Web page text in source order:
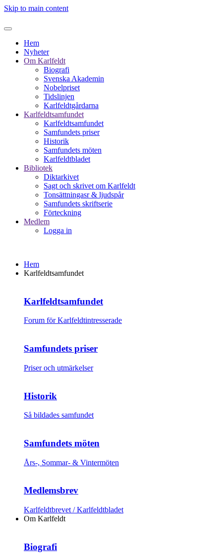
Skip to main content
Hem
Nyheter
Om Karlfeldt
Biografi
Svenska Akademin
Nobelpriset
Tidslinjen
Karlfeldtgårdarna
Karlfeldtsamfundet
Karlfeldtsamfundet
Samfundets priser
Historik
Samfundets möten
Karlfeldtbladet
Bibliotek
Diktarkivet
Sagt och skrivet om Karlfeldt
Tonsättningasr & ljudspår
Samfundets skriftserie
Förteckning
Medlem
Logga in
Hem
Karlfeldtsamfundet
Karlfeldtsamfundet
Forum för Karlfeldtintresserade
Samfundets priser
Priser och utmärkelser
Historik
Så bildades samfundet
Samfundets möten
Års-, Sommar- & Vintermöten
Medlemsbrev
Karlfeldtbrevet / Karlfeldtbladet
Om Karlfeldt
Biografi